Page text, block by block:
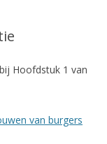
Hoofdstuk 1 van
van burgers